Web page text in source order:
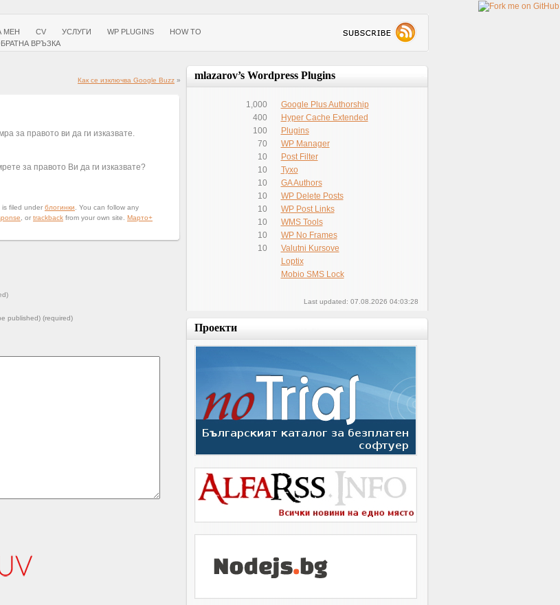
МЕН CV УСЛУГИ WP PLUGINS
HOW TO
ВРЪЗКА
Как се изключва Google Buzz »
за правото ви да ги изказвате.
за правото Ви да ги изказвате?
filed under блогинки . You can follow any
, or trackback from your own site. Марто+
published) (required)
mlazarov’s Wordpress Plugins
1,000
Google Plus Authorship
400
Hyper Cache Extended
100
Plugins
70
WP Manager
10
Post Filter
10
Tyxo
10
GA Authors
10
WP Delete Posts
10
WP Post Links
10
WMS Tools
10
WP No Frames
10
Valutni Kursove
Loptix
Mobio SMS Lock
Last updated: 07.08.2026 04:03:28
Проекти